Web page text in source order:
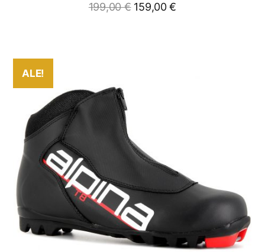
199,00€ 159,00€
ALE!